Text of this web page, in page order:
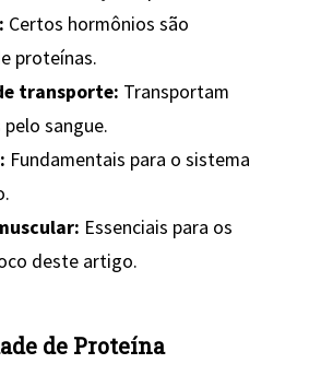
Certos hormônios são
proteínas.
transporte: Transportam
sangue.
Fundamentais para o sistema
Essenciais para os
deste artigo.
de Proteína